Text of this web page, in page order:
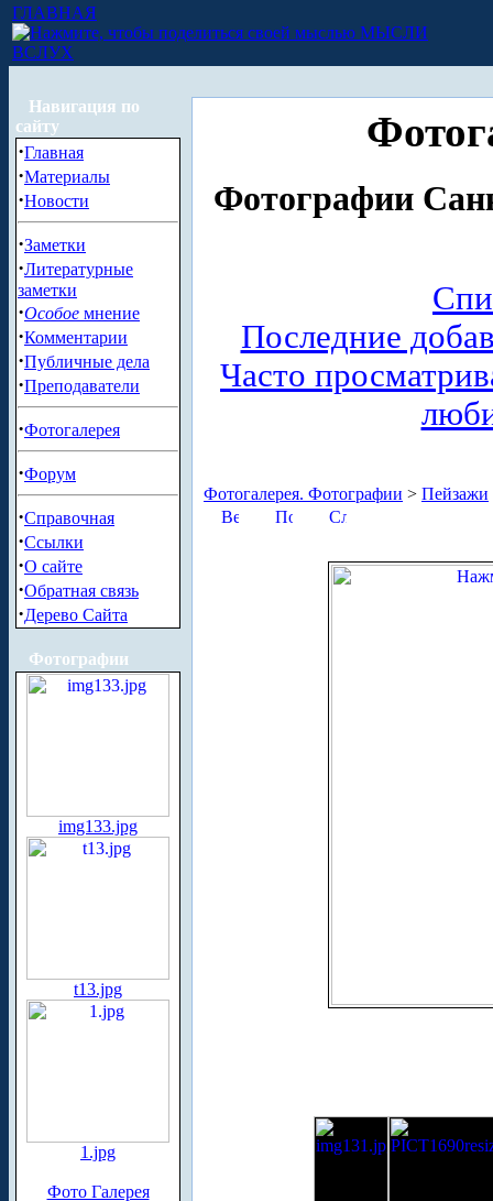
ГЛАВНАЯ
МЫСЛИ
ВСЛУХ
Навигация по
сайту
·Главная
·Материалы
·Новости
·Заметки
·Литературные
заметки
·Особое мнение
·Комментарии
·Публичные дела
·Преподаватели
·Фотогалерея
·Форум
·Справочная
·Ссылки
·О сайте
·Обратная связь
·Дерево Сайта
Фотографии
img133.jpg
t13.jpg
1.jpg
Фото Галерея
Фотографии
Последние
Часто
Фотогалерея. Фотографии > Пейзажи